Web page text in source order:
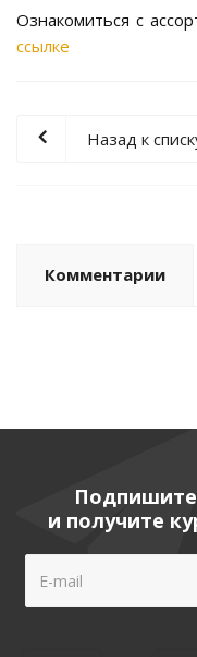
Ознакомиться с
ссылке
Назад к
Комментарии
и получите